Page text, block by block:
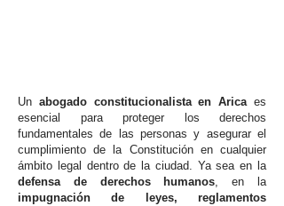
Un abogado constitucionalista en Aricaes
esencial para proteger los derechos
fundamentales de las personas y asegurar el
cumplimiento de la Constitución en cualquier
ámbito legal dentro de la ciudad. Ya sea en la
defensa de derechos humanos, en la
impugnación de leyes, reglamentos